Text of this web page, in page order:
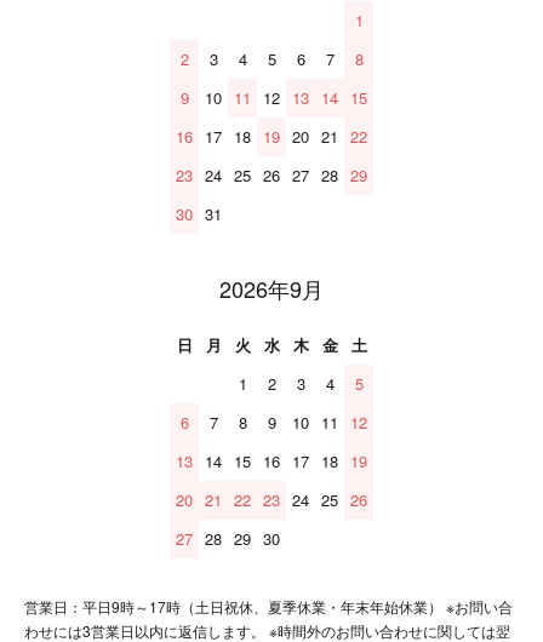
1
2
3 4 5 6 7
8
9
10 11 12 13 14 15
16 17 18 19 20 21
22
23 24 25 26 27 28 29
30 31
2026年9月
日 月 火 水 木 金
土
1
2 3 4
5
6
7 8 9 10 11
12
13 14 15 16 17 18 19
20 21 22 23 24 25 26
27 28 29 30
営業日：平日9時～17時（土日祝休、夏季休業・年末年始休業） ※お問い合
わせには3営業日以内に返信します。 ※時間外のお問い合わせに関しては翌